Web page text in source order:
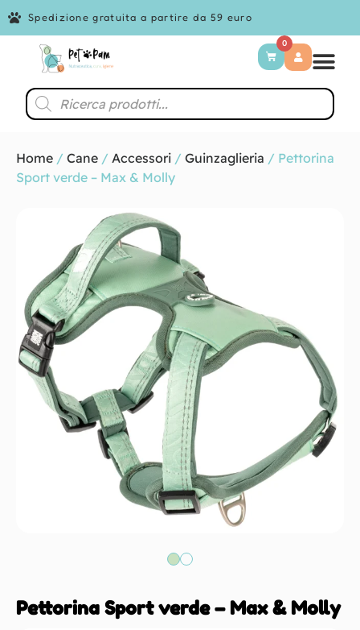
Spedizione gratuita a partire da 59 euro
0
Home / Cane / Accessori / Guinzaglieria / Pettorina
Sport verde – Max & Molly
Pettorina Sport verde – Max & Molly